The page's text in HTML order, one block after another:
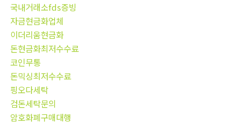
국내거래소fds증빙
자금현금화업체
이더리움현금화
돈현금화최저수수료
코인무통
돈믹싱최저수수료
핑오다세탁
검돈세탁문의
암호화폐구매대행